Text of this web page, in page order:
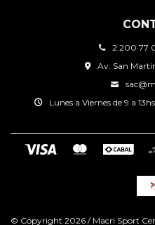
2 200 77
Av. San
Lunes a Viernes de 9 a
© Copyright 2026 / Macri Sport